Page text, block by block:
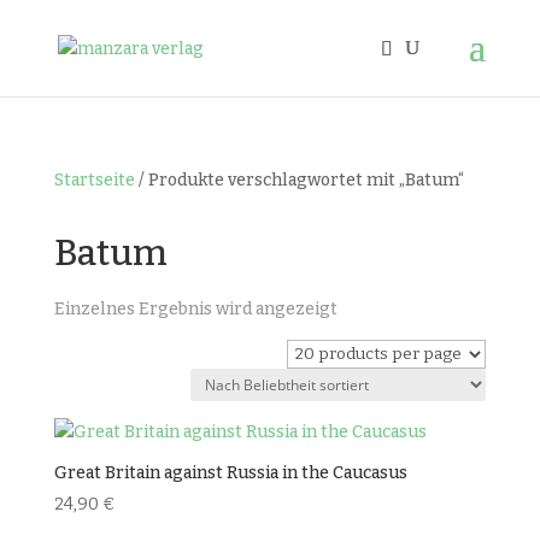
Startseite / Produkte verschlagwortet mit „Batum“
Batum
Einzelnes Ergebnis wird angezeigt
Great Britain against Russia in the Caucasus
24,90 €